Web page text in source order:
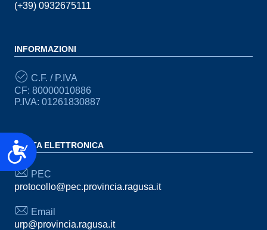
Accessibilità
(+39) 0932675111
INFORMAZIONI
C.F. / P.IVA
CF: 80000010886
P.IVA: 01261830887
POSTA ELETTRONICA
PEC
protocollo@pec.provincia.ragusa.it
Email
urp@provincia.ragusa.it